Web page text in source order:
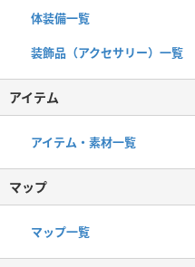
体装備一覧
装飾品（アクセサリー）一覧
アイテム
アイテム・素材一覧
マップ
マップ一覧